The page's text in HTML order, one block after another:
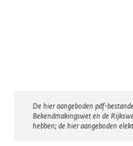
Disclaimer
De hier aangeboden pdf-
Bekendmakingswet en de
hebben; de hier aangeboden